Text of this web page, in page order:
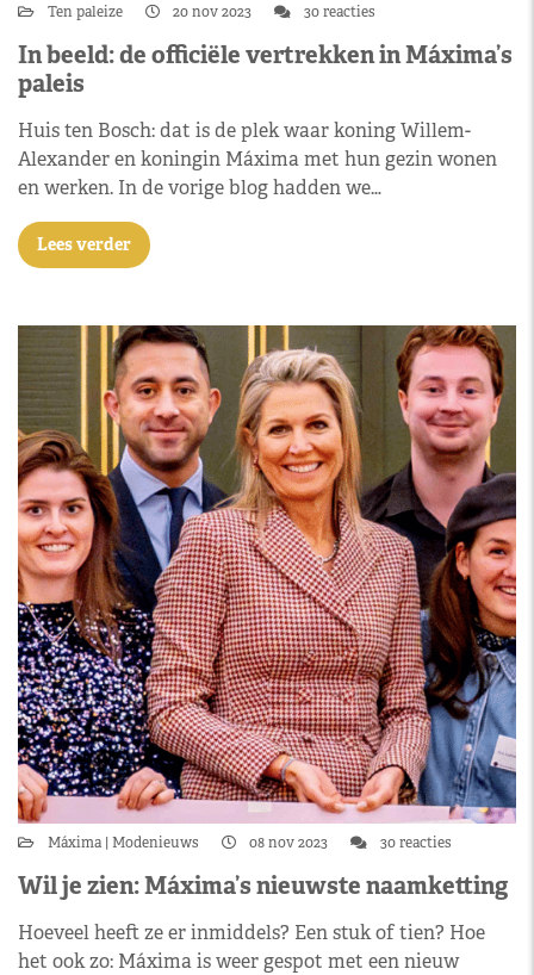
Ten paleize 20 nov 2023 30 reacties
In beeld: de officiële vertrekken in Máxima’s
paleis
Huis ten Bosch: dat is de plek waar koning Willem-
Alexander en koningin Máxima met hun gezin wonen
en werken. In de vorige blog hadden we…
Lees verder
Máxima Modenieuws 08 nov 2023 30 reacties
Wil je zien: Máxima’s nieuwste naamketting
Hoeveel heeft ze er inmiddels? Een stuk of tien? Hoe
het ook zo: Máxima is weer gespot met een nieuw